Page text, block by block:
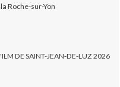
Roche-sur-Yon
DE SAINT-JEAN-DE-LUZ 2026